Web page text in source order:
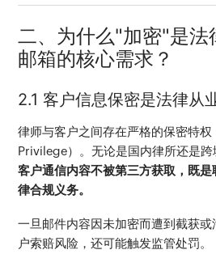
二、为什么"加密"是法
邮箱的核心需求？
2.1 客户信息保密是法律从
律师与客户之间存在严格的保密特
Privilege）。无论是国内律所还是
客户通信内容不被第三方获取，既
律合规义务。
一旦邮件内容因未加密而遭到截获
户索赔风险，还可能触发监管处罚。